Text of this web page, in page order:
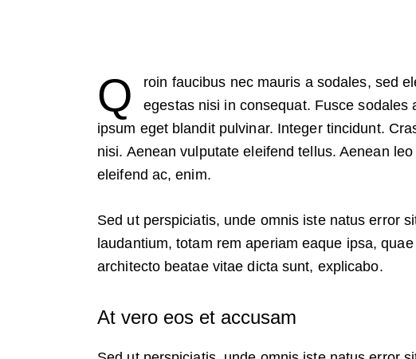
Q
roin faucibus nec mauris a sodales, sed
egestas nisi in consequat. Fusce
ipsum eget blandit pulvinar. Integer tincidunt.
nisi. Aenean vulputate eleifend tellus. Aenean
eleifend ac, enim.
Sed ut perspiciatis, unde omnis iste natus error
laudantium, totam rem aperiam eaque ipsa,
architecto beatae vitae dicta sunt, explicabo.
At vero eos et accusam